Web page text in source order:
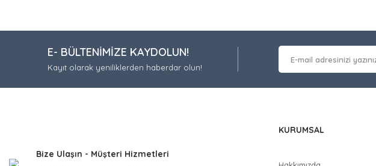
Ürün açıklamasında eksik bilgiler bulunuyor.
Ürün bilgilerinde hatalar bulunuyor.
Ürün fiyatı diğer sitelerden daha pahalı.
E- BÜLTENİMİZE KAYDOLUN!
Kayıt olarak yeniliklerden haberdar olun!
Bize Ulaşın - Müşteri Hizmetleri
KURUMSAL